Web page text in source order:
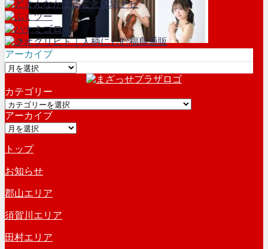
アーカイブ
ア
カ
イ
ブ
カテゴリー
カ
テ
ゴ
ー
アーカイブ
ア
カ
イ
ブ
トップ
お知らせ
郡山エリア
須賀川エリア
田村エリア